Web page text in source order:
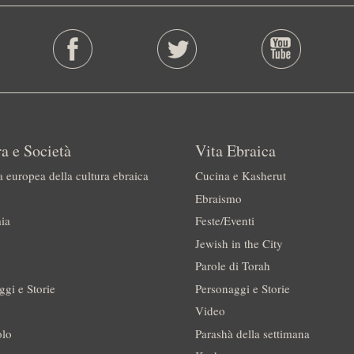
e Società
europea della cultura ebraica
e Storie
Vita Ebraica
Cucina e Kasherut
Ebraismo
Feste/Eventi
Jewish in the City
Parole di Torah
Personaggi e Storie
Video
Parashà della settimana